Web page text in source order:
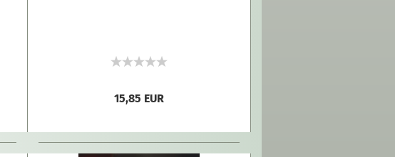
15,85 EUR